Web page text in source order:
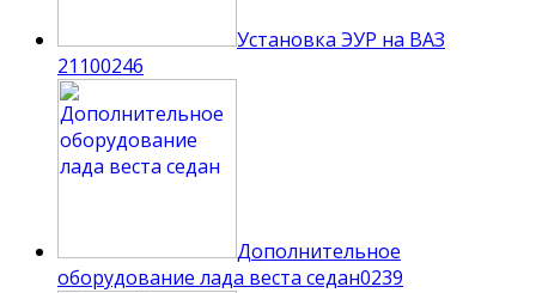
Установка ЭУР на ВАЗ
21100246
Дополнительное
оборудование лада веста седан0239